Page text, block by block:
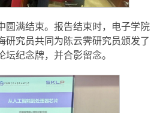
圆满结束。报告结束时，电子学院
研究员共同为陈云霁研究员颁发了
纪念牌，并合影留念。